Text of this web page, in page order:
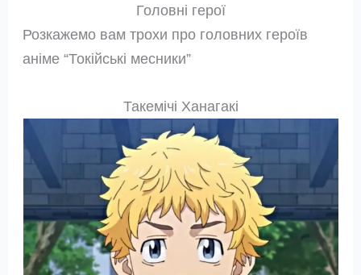
Головні герої
Розкажемо вам трохи про головних героїв
аніме “Токійські месники”
Такемічі Ханагакі